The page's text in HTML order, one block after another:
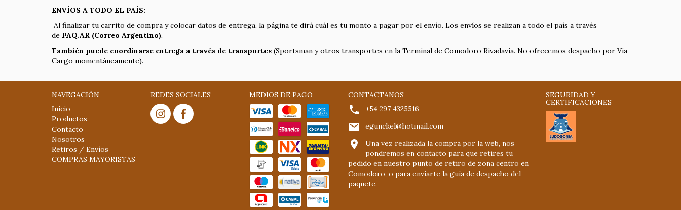
ENVÍOS A TODO EL PAÍS:
Al finalizar tu carrito de compra y colocar datos de entrega, la página te dirá cuál es tu monto a pagar por el envío. Los envíos se realizan a todo el país a través
de PAQ.AR (Correo Argentino),
También puede coordinarse entrega a través de transportes (Sportsman y otros transportes en la Terminal de Comodoro Rivadavia. No ofrecemos despacho por Via
Cargo momentáneamente).
NAVEGACIÓN
Inicio
Productos
Contacto
Nosotros
Retiros / Envíos
COMPRAS MAYORISTAS
REDES SOCIALES MEDIOS DE PAGO
CONTACTANOS
+54 297 4325516
egunckel@hotmail.com
Una vez realizada la compra por la web, nos
pondremos en contacto para que retires tu
pedido en nuestro punto de retiro de zona centro en
Comodoro, o para enviarte la guía de despacho del
paquete.
SEGURIDAD Y
CERTIFICACIONES